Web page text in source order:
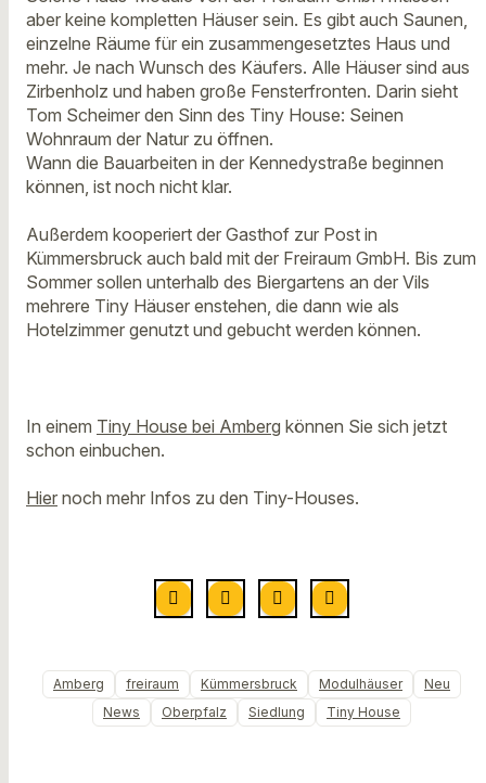
aber keine kompletten Häuser sein. Es gibt auch Saunen,
einzelne Räume für ein zusammengesetztes Haus und
mehr. Je nach Wunsch des Käufers. Alle Häuser sind aus
Zirbenholz und haben große Fensterfronten. Darin sieht
Tom Scheimer den Sinn des Tiny House: Seinen
Wohnraum der Natur zu öffnen.
Wann die Bauarbeiten in der Kennedystraße beginnen
können, ist noch nicht klar.
Außerdem kooperiert der Gasthof zur Post in
Kümmersbruck auch bald mit der Freiraum GmbH. Bis zum
Sommer sollen unterhalb des Biergartens an der Vils
mehrere Tiny Häuser enstehen, die dann wie als
Hotelzimmer genutzt und gebucht werden können.
In einem Tiny House bei Amberg können Sie sich jetzt
schon einbuchen.
Hier noch mehr Infos zu den Tiny-Houses.
Amberg freiraum Kümmersbruck Modulhäuser
Neu
News
Oberpfalz Siedlung Tiny House